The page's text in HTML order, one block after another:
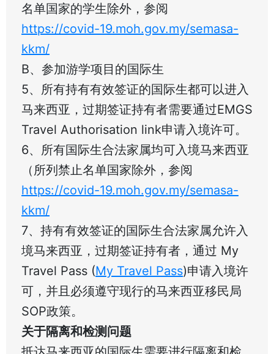
名单国家的学生除外，参阅
https://covid-19.moh.gov.my/semasa-
kkm/
B、参加游学项目的国际生
5、所有持有有效签证的国际生都可以进入
马来西亚，过期签证持有者需要通过EMGS
Travel Authorisation link申请入境许可。
6、所有国际生合法家属均可入境马来西亚
（所列禁止名单国家除外，参阅
https://covid-19.moh.gov.my/semasa-
kkm/
7、持有有效签证的国际生合法家属允许入
境马来西亚，过期签证持有者，通过 My
Travel Pass (My Travel Pass)申请入境许
可，并且必须遵守现行的马来西亚移民局
SOP政策。
关于隔离和检测问题